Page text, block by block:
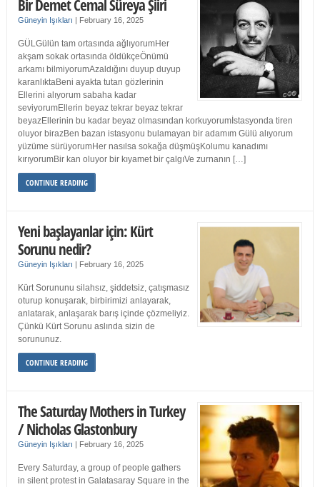
Bir Demet Cemal Süreya Şiiri
Güneyin Işıkları | February 16, 2025
GÜLGülün tam ortasında ağlıyorumHer
akşam sokak ortasında öldükçeÖnümü
arkamı bilmiyorumAzaldığını duyup duyup
karanlıktaBeni ayakta tutan gözlerinin
Ellerini alıyorum sabaha kadar
seviyorumEllerin beyaz tekrar beyaz tekrar
beyazEllerinin bu kadar beyaz olmasından korkuyorumİstasyonda tiren
oluyor birazBen bazan istasyonu bulamayan bir adamım Gülü alıyorum
yüzüme sürüyorumHer nasılsa sokağa düşmüşKolumu kanadımı
kırıyorumBir kan oluyor bir kıyamet bir çalgıVe zurnanın […]
CONTINUE READING
Yeni başlayanlar için: Kürt
Sorunu nedir?
Güneyin Işıkları | February 16, 2025
Kürt Sorununu silahsız, şiddetsiz, çatışmasız
oturup konuşarak, birbirimizi anlayarak,
anlatarak, anlaşarak barış içinde çözmeliyiz.
Çünkü Kürt Sorunu aslında sizin de
sorununuz.
CONTINUE READING
The Saturday Mothers in Turkey
/ Nicholas Glastonbury
Güneyin Işıkları | February 16, 2025
Every Saturday, a group of people gathers
in silent protest in Galatasaray Square in the